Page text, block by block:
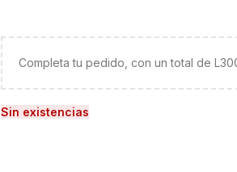
Completa tu pedido, con un total de
Sin existencias